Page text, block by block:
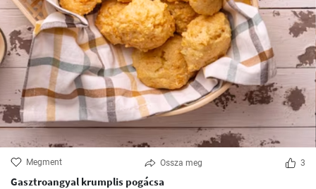
Megment Ossza meg 3
Gasztroangyal krumplis pogácsa